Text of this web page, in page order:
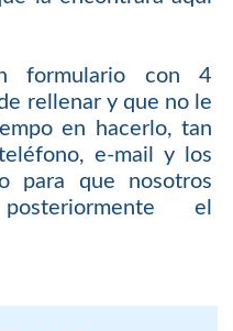
formulario con 4
rellenar y que no le
en hacerlo, tan
e-mail y los
para que nosotros
el